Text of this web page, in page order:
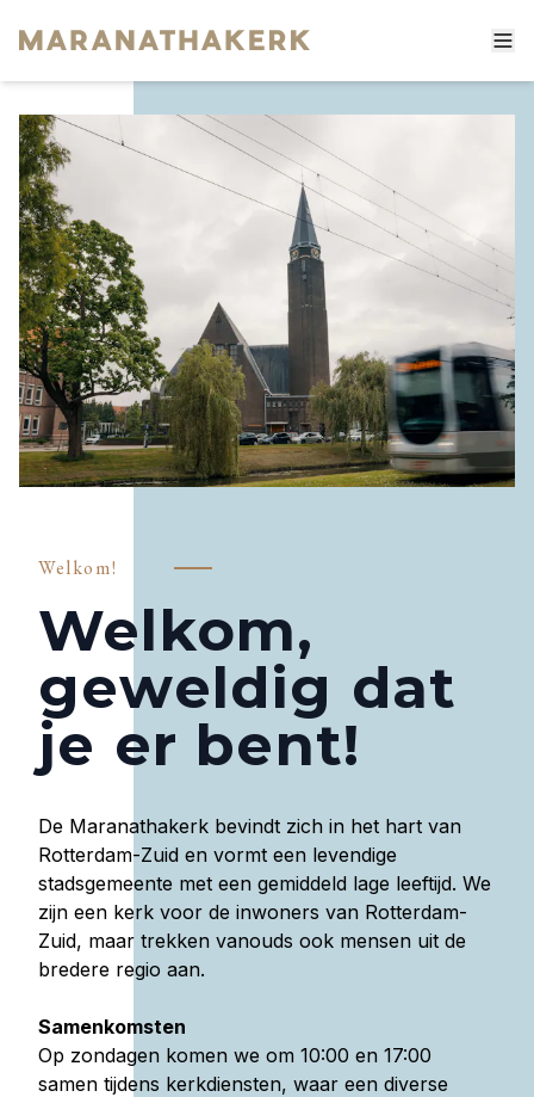
Home
Diensten
Over ons
Activiteiten
De Maranathakerk
Contact
Welkom!
Welkom,
geweldig dat
je er bent!
De Maranathakerk bevindt zich in het hart van
Rotterdam-Zuid en vormt een levendige
stadsgemeente met een gemiddeld lage leeftijd. We
zijn een kerk voor de inwoners van Rotterdam-
Zuid, maar trekken vanouds ook mensen uit de
bredere regio aan.
Samenkomsten
Op zondagen komen we om 10:00 en 17:00
samen tijdens kerkdiensten, waar een diverse